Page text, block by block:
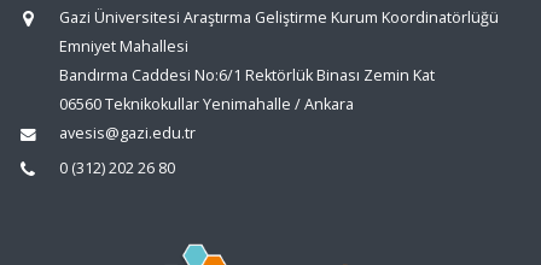
Gazi Üniversitesi Araştırma Geliştirme Kurum Koordinatörlüğü
Emniyet Mahallesi
Bandırma Caddesi No:6/1 Rektörlük Binası Zemin Kat
06560 Teknikokullar Yenimahalle / Ankara
avesis@gazi.edu.tr
0 (312) 202 26 80